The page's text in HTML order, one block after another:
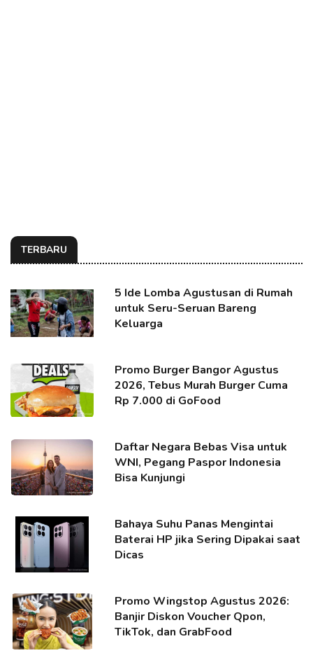
TERBARU
5 Ide Lomba Agustusan di Rumah
untuk Seru-Seruan Bareng
Keluarga
Promo Burger Bangor Agustus
2026, Tebus Murah Burger Cuma
Rp 7.000 di GoFood
Daftar Negara Bebas Visa untuk
WNI, Pegang Paspor Indonesia
Bisa Kunjungi
Bahaya Suhu Panas Mengintai
Baterai HP jika Sering Dipakai saat
Dicas
Promo Wingstop Agustus 2026:
Banjir Diskon Voucher Qpon,
TikTok, dan GrabFood